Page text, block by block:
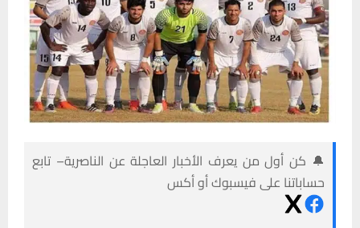
🔔 كن أول من يعرف الأخبار العاجلة عن الناصرية– تابع
حساباتنا على فيسبوك أو أكس